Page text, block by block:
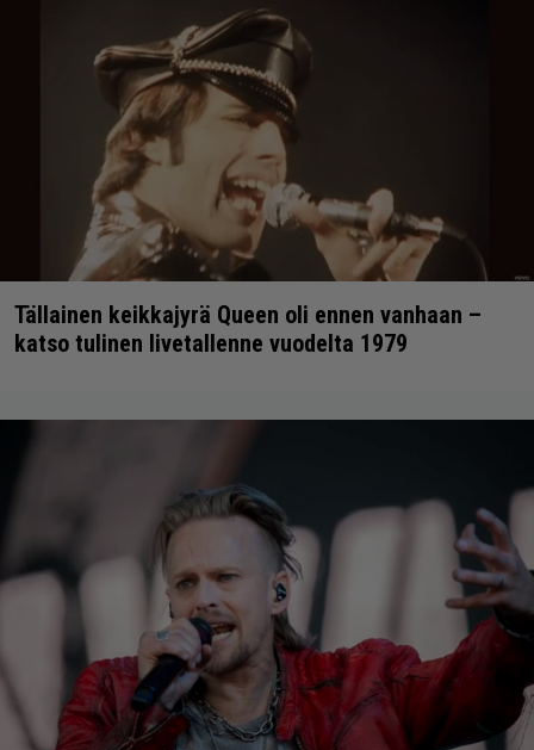
Tällainen keikkajyrä Queen oli ennen vanhaan –
katso tulinen livetallenne vuodelta 1979